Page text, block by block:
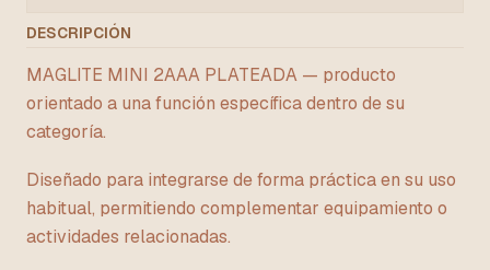
DESCRIPCIÓN
MAGLITE MINI 2AAA PLATEADA — producto
orientado a una función específica dentro de su
categoría.
Diseñado para integrarse de forma práctica en su uso
habitual, permitiendo complementar equipamiento o
actividades relacionadas.